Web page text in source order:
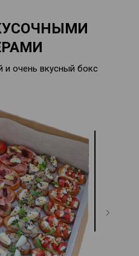
и очень вкусный бокс